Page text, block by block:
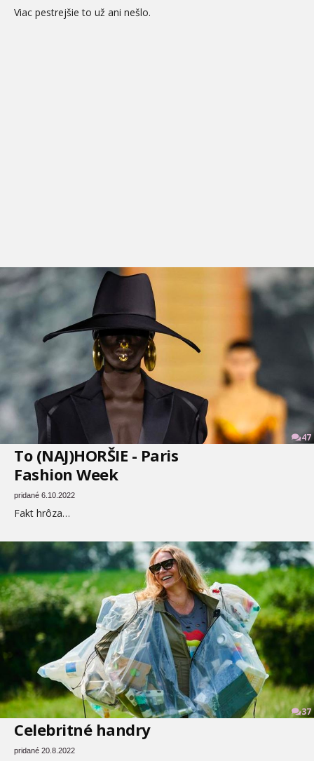
Viac pestrejšie to už ani nešlo.
47
To (NAJ)HORŠIE - Paris
Fashion Week
pridané 6.10.2022
Fakt hrôza…
37
Celebritné handry
pridané 20.8.2022